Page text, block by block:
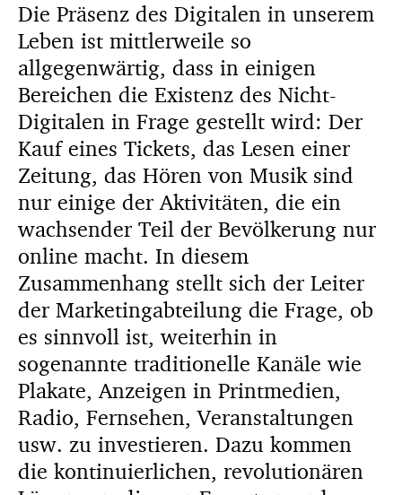
Die Präsenz des Digitalen in unserem
Leben ist mittlerweile so
allgegenwärtig, dass in einigen
Bereichen die Existenz des Nicht-
Digitalen in Frage gestellt wird: Der
Kauf eines Tickets, das Lesen einer
Zeitung, das Hören von Musik sind
nur einige der Aktivitäten, die ein
wachsender Teil der Bevölkerung nur
online macht. In diesem
Zusammenhang stellt sich der Leiter
der Marketingabteilung die Frage, ob
es sinnvoll ist, weiterhin in
sogenannte traditionelle Kanäle wie
Plakate, Anzeigen in Printmedien,
Radio, Fernsehen, Veranstaltungen
usw. zu investieren. Dazu kommen
die kontinuierlichen, revolutionären